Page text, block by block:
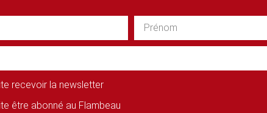
recevoir la newsletter
être abonné au Flambeau